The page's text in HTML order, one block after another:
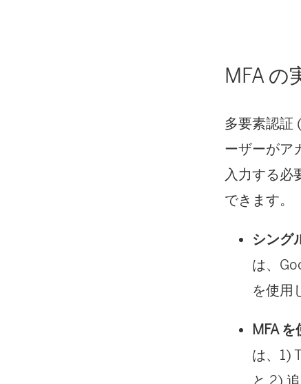
MFA の
多要素認証
ーザーがア
入力する必
できます。
シング
は、
を使用
MFA
は、1)
と 2)